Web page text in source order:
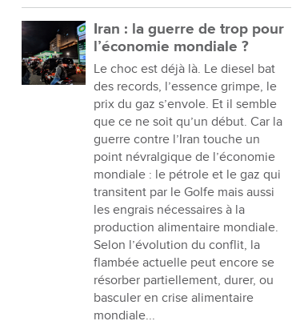
Iran : la guerre de trop pour
l’économie mondiale ?
Le choc est déjà là. Le diesel bat
des records, l’essence grimpe, le
prix du gaz s’envole. Et il semble
que ce ne soit qu’un début. Car la
guerre contre l’Iran touche un
point névralgique de l’économie
mondiale : le pétrole et le gaz qui
transitent par le Golfe mais aussi
les engrais nécessaires à la
production alimentaire mondiale.
Selon l’évolution du conflit, la
flambée actuelle peut encore se
résorber partiellement, durer, ou
basculer en crise alimentaire
mondiale...